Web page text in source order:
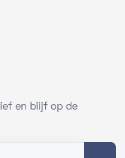
en blijf op de